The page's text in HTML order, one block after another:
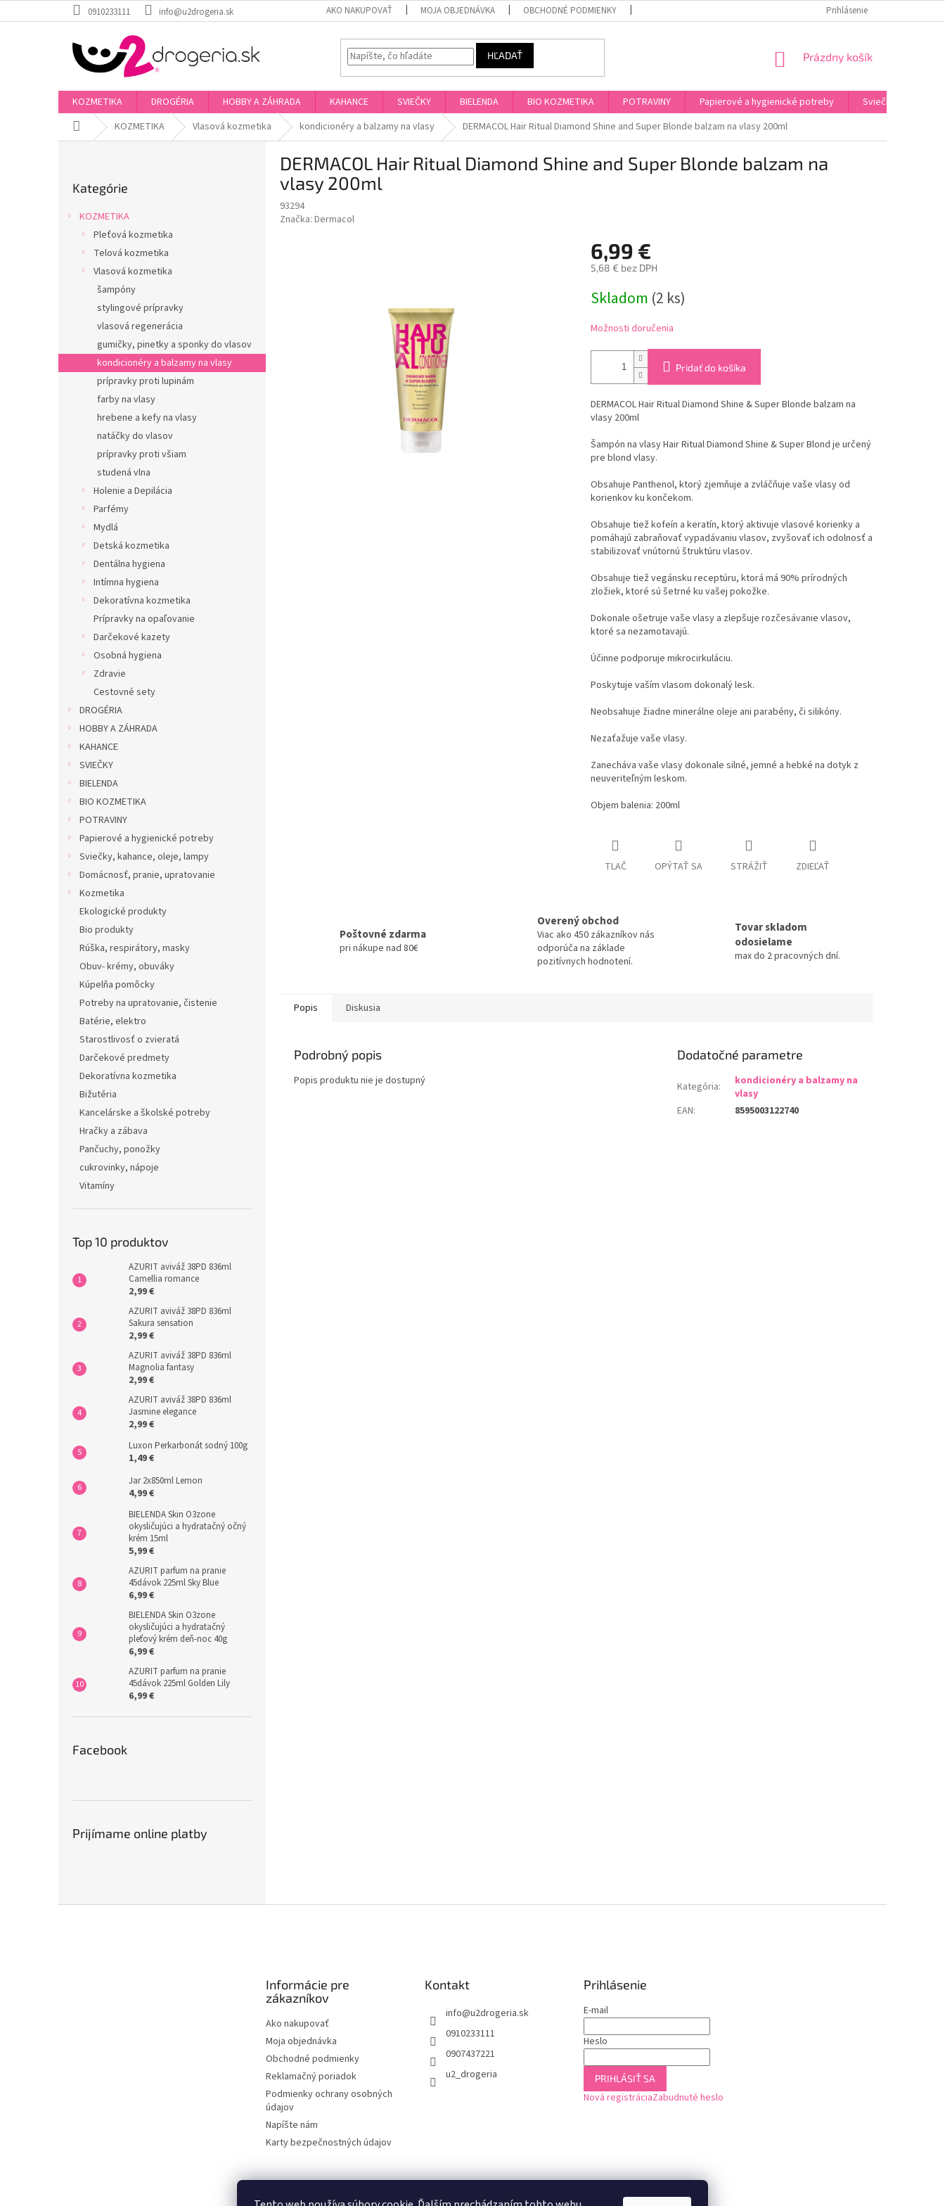
na
0910233111 info@u2drogeria.sk AKO NAKUPOVAŤ MOJA OBJEDNÁVKA OBCHODNÉ PODMIENKY PODMIENKY OCHRANY OSOBNÝCH ÚDAJOV
Prihlásenie
HĽADAŤ
NÁKUPNÝ
Prázdny košík
KOZMETIKA DROGÉRIA HOBBY A ZÁHRADA KAHANCE SVIEČKY BIELENDA BIO KOZMETIKA POTRAVINY Papierové a hygienické potreby
Sviečky, kahance,
DomovKOZMETIKA Vlasová kozmetika kondicionéry a balzamy na vlasy DERMACOL Hair Ritual Diamond Shine and Super Blonde balzam na vlasy 200ml
kategórie
Kategórie
KOZMETIKA
Pleťová kozmetika
Telová kozmetika
Vlasová kozmetika
šampóny
stylingové prípravky
vlasová regenerácia
gumičky, pinetky a sponky do vlasov
kondicionéry a balzamy na vlasy
prípravky proti lupinám
farby na vlasy
hrebene a kefy na vlasy
natáčky do vlasov
prípravky proti všiam
studená vlna
Holenie a Depilácia
Parfémy
Mydlá
Detská kozmetika
Dentálna hygiena
Intímna hygiena
Dekoratívna kozmetika
Prípravky na opaľovanie
Darčekové kazety
Osobná hygiena
Zdravie
Cestovné sety
DROGÉRIA
HOBBY A ZÁHRADA
KAHANCE
SVIEČKY
BIELENDA
BIO KOZMETIKA
POTRAVINY
Papierové a hygienické potreby
Sviečky, kahance, oleje, lampy
Domácnosť, pranie, upratovanie
Kozmetika
Ekologické produkty
Bio produkty
Rúška, respirátory, masky
Obuv- krémy, obuváky
Kúpelňa pomôcky
Potreby na upratovanie, čistenie
Batérie, elektro
Starostlivosť o zvieratá
Darčekové predmety
Dekoratívna kozmetika
Bižutéria
Kancelárske a školské potreby
Hračky a zábava
Pančuchy, ponožky
cukrovinky, nápoje
Vitamíny
Top 10 produktov
AZURIT aviváž 38PD 836ml
Camellia romance
2,99 €
AZURIT aviváž 38PD 836ml
Sakura sensation
2,99 €
AZURIT aviváž 38PD 836ml
Magnolia fantasy
2,99 €
AZURIT aviváž 38PD 836ml
Jasmine elegance
2,99 €
Luxon Perkarbonát sodný 100g
1,49 €
Jar 2x850ml Lemon
4,99 €
BIELENDA Skin O3zone
okysličujúci a hydratačný očný
krém 15ml
5,99 €
AZURIT parfum na pranie
45dávok 225ml Sky Blue
6,99 €
BIELENDA Skin O3zone
okysličujúci a hydratačný
pleťový krém deň-noc 40g
6,99 €
AZURIT parfum na pranie
45dávok 225ml Golden Lily
6,99 €
Facebook
Prijímame online platby
DERMACOL Hair Ritual Diamond Shine and Super Blonde balzam na
vlasy 200ml
93294
Značka: Dermacol
6,99 €
5,68 € bez DPH
cena:
Skladom (2 ks)
Možnosti doručenia
Pridať do košíka
DERMACOL Hair Ritual Diamond Shine & Super Blonde balzam na
vlasy 200ml
Šampón na vlasy Hair Ritual Diamond Shine & Super Blond je určený
pre blond vlasy.
Obsahuje Panthenol, ktorý zjemňuje a zvláčňuje vaše vlasy od
korienkov ku končekom.
Obsahuje tiež kofeín a keratín, ktorý aktivuje vlasové korienky a
pomáhajú zabraňovať vypadávaniu vlasov, zvyšovať ich odolnosť a
stabilizovať vnútornú štruktúru vlasov.
Obsahuje tiež vegánsku receptúru, ktorá má 90% prírodných
zložiek, ktoré sú šetrné ku vašej pokožke.
Dokonale ošetruje vaše vlasy a zlepšuje rozčesávanie vlasov,
ktoré sa nezamotavajú.
Účinne podporuje mikrocirkuláciu.
Poskytuje vaším vlasom dokonalý lesk.
Neobsahuje žiadne minerálne oleje ani parabény, či silikóny.
Nezaťažuje vaše vlasy.
Zanecháva vaše vlasy dokonale silné, jemné a hebké na dotyk z
neuveriteľným leskom.
Objem balenia: 200ml
TLAČ OPÝTAŤ SA STRÁŽIŤ ZDIEĽAŤ
Poštovné zdarma
pri nákupe nad 80€
Overený obchod
Viac ako 450 zákazníkov nás
odporúča na základe
pozitívnych hodnotení.
Tovar skladom
odosielame
max do 2 pracovných dní.
Popis Diskusia
Podrobný popis
Popis produktu nie je dostupný
Dodatočné parametre
Kategória:
kondicionéry a balzamy na
vlasy
EAN: 8595003122740
Informácie pre
zákazníkov
Ako nakupovať
Moja objednávka
Obchodné podmienky
Reklamačný poriadok
Podmienky ochrany osobných
údajov
Napíšte nám
Karty bezpečnostných údajov
Kontakt
info@u2drogeria.sk
0910233111
0907437221
u2_drogeria
Prihlásenie
E-mail
Heslo
PRIHLÁSIŤ SA
Nová registráciaZabudnuté heslo